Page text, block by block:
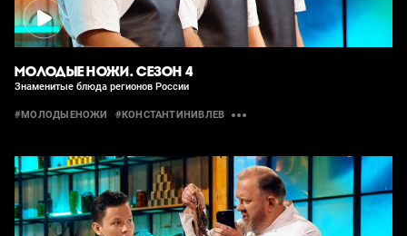
МОЛОДЫЕ НОЖИ. СЕЗОН 4
Знаменитые блюда регионов России
#МОЛОДЫЕНОЖИ #КОНСТАНТИНИВЛЕВ